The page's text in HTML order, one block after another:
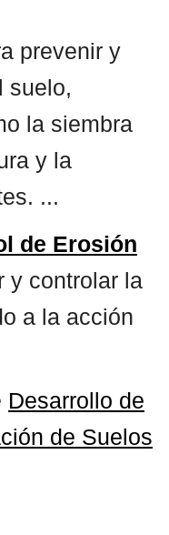
prevenir y
suelo,
la siembra
y la
...
de Erosión
y controlar la
a la acción
Desarrollo de
de Suelos